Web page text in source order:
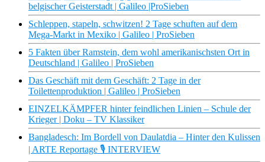
belgischer Geisterstadt | Galileo |ProSieben
Schleppen, stapeln, schwitzen! 2 Tage schuften auf dem
Mega-Markt in Mexiko | Galileo | ProSieben
5 Fakten über Ramstein, dem wohl amerikanischsten Ort in
Deutschland | Galileo | ProSieben
Das Geschäft mit dem Geschäft: 2 Tage in der
Toilettenproduktion | Galileo | ProSieben
EINZELKÄMPFER hinter feindlichen Linien – Schule der
Krieger | Doku – TV Klassiker
Bangladesch: Im Bordell von Daulatdia – Hinter den Kulissen
| ARTE Reportage 🎙️ INTERVIEW